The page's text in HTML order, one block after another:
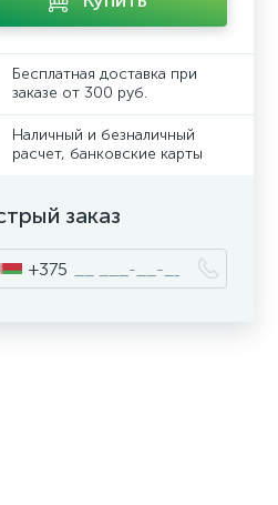
Бесплатная доставка при
заказе от 300 руб.
Наличный и безналичный
расчет, банковские карты
заказ
+375